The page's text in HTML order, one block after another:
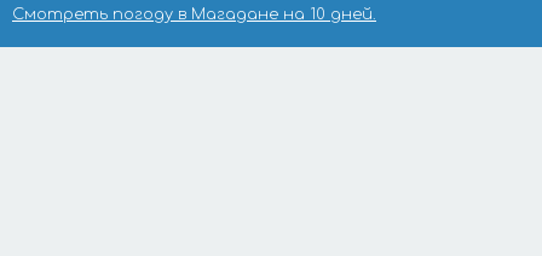
Смотреть погоду в Магадане на 10 дней.